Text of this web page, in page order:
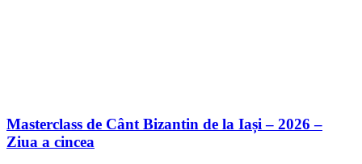
Masterclass de Cânt Bizantin de la Iași – 2026 –
Ziua a cincea